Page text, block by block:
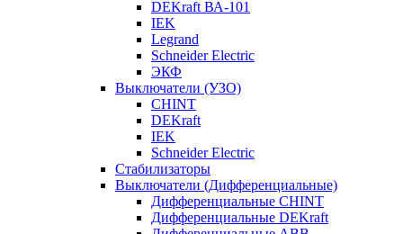
DEKraft ВА-101
IEK
Legrand
Schneider Electric
ЭКФ
Выключатели (УЗО)
CHINT
DEKraft
IEK
Schneider Electric
Стабилизаторы
Выключатели (Дифференциальные)
Дифференциальные CHINT
Дифференциальные DEKraft